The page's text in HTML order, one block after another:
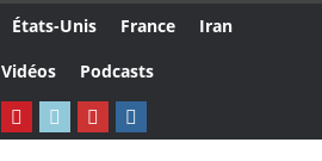
États-Unis France
Iran
Vidéos Podcasts